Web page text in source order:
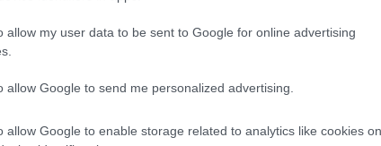
allow my user data to be sent to Google for online advertising
allow Google to send me personalized advertising.
allow Google to enable storage related to analytics like cookies on
δήλωσε ότι το κόμμα του θα
στην επόμενη, αναθεωρητική Βουλή,
δικαιώματα και τη θεσμική